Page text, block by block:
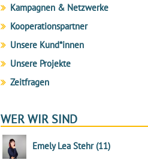
Kampagnen & Netzwerke
Kooperationspartner
Unsere Kund*innen
Unsere Projekte
Zeitfragen
WER WIR SIND
Emely Lea Stehr (11)